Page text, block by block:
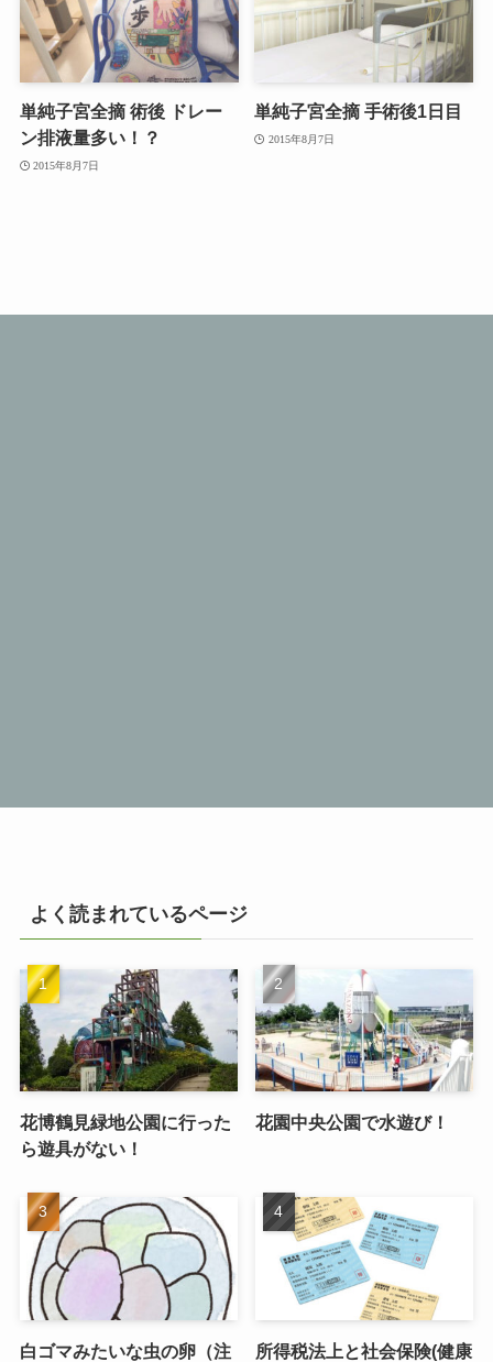
単純子宮全摘 術後 ドレー
ン排液量多い！？
2015年8月7日
単純子宮全摘 手術後1日目
2015年8月7日
よく読まれているページ
花博鶴見緑地公園に行った
ら遊具がない！
花園中央公園で水遊び！
白ゴマみたいな虫の卵（注 所得税法上と社会保険(健康